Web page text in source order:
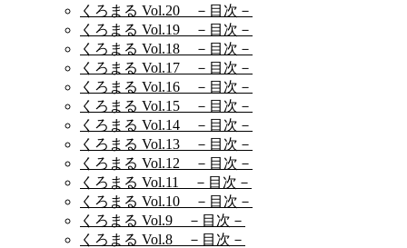
くろまる Vol.20 －目次－
くろまる Vol.19 －目次－
くろまる Vol.18 －目次－
くろまる Vol.17 －目次－
くろまる Vol.16 －目次－
くろまる Vol.15 －目次－
くろまる Vol.14 －目次－
くろまる Vol.13 －目次－
くろまる Vol.12 －目次－
くろまる Vol.11 －目次－
くろまる Vol.10 －目次－
くろまる Vol.9 －目次－
くろまる Vol.8 －目次－